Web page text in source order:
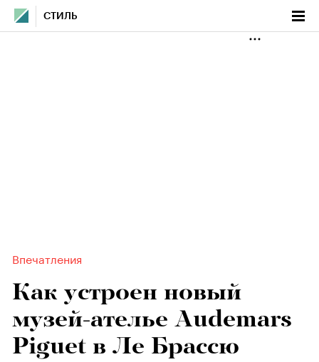
СТИЛЬ
Впечатления
Как устроен новый
музей-ателье Audemars
Piguet в Ле Брассю